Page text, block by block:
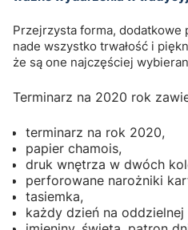
Przejrzysta forma, dodatkowe
nade wszystko trwałość i
że są one najczęściej
Terminarz na 2020 rok
terminarz na rok 2020,
papier chamois,
druk wnętrza w dwóch
perforowane narożniki
tasiemka,
każdy dzień na oddzielnej